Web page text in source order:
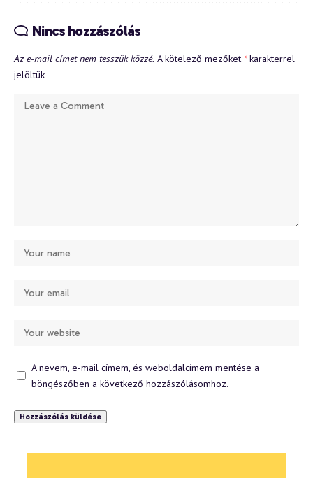
Nincs hozzászólás
Az e-mail címet nem tesszük közzé. A kötelező mezőket *karakterrel
jelöltük
A nevem, e-mail címem, és weboldalcímem mentése a
böngészőben a következő hozzászólásomhoz.